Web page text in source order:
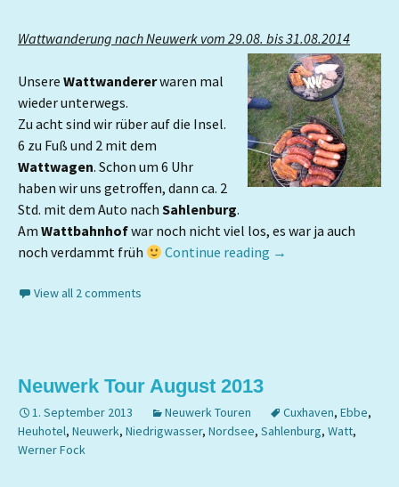
Wattwanderung nach Neuwerk vom 29.08. bis 31.08.2014
Unsere Wattwandererwaren mal
wieder unterwegs.
Zu acht sind wir rüber auf die Insel.
6 zu Fuß und 2 mit dem
Wattwagen. Schon um 6 Uhr
haben wir uns getroffen, dann ca. 2
Std. mit dem Auto nach Sahlenburg.
Am Wattbahnhofwar noch nicht viel los, es war ja auch
noch verdammt früh
Continue reading →
View all 2 comments
Neuwerk Tour August 2013
1. September 2013 Neuwerk Touren Cuxhaven, Ebbe,
Heuhotel, Neuwerk, Niedrigwasser, Nordsee, Sahlenburg, Watt,
Werner Fock